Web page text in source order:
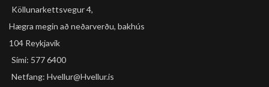
Köllunarkettsvegur 4,
Hægra megin að neðarverðu, bakhús
104 Reykjavík
Sími: 577 6400
Netfang: Hvellur@Hvellur.is